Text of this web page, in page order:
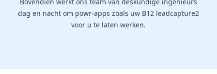
Bovendien werkt ons team van deskundige ingenieurs
dag en nacht om powr-apps zoals uw B12 leadcapture2
voor u te laten werken.